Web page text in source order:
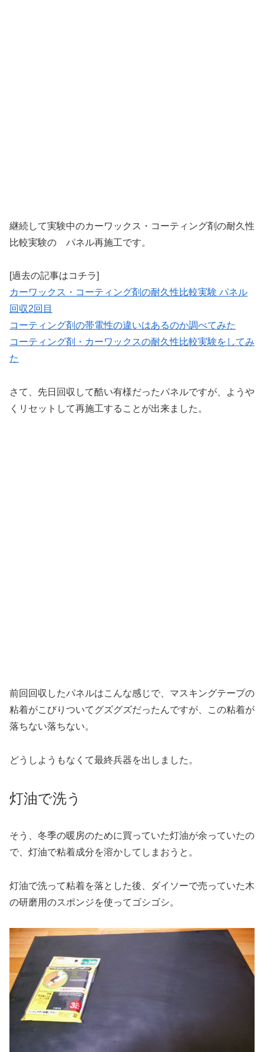
継続して実験中のカーワックス・コーティング剤の耐久性
比較実験の パネル再施工です。
[過去の記事はコチラ]
カーワックス・コーティング剤の耐久性比較実験 パネル
回収2回目
コーティング剤の帯電性の違いはあるのか調べてみた
コーティング剤・カーワックスの耐久性比較実験をしてみ
た
さて、先日回収して酷い有様だったパネルですが、ようや
くリセットして再施工することが出来ました。
前回回収したパネルはこんな感じで、マスキングテープの
粘着がこびりついてグズグズだったんですが、この粘着が
落ちない落ちない。
どうしようもなくて最終兵器を出しました。
灯油で洗う
そう、冬季の暖房のために買っていた灯油が余っていたの
で、灯油で粘着成分を溶かしてしまおうと。
灯油で洗って粘着を落とした後、ダイソーで売っていた木
の研磨用のスポンジを使ってゴシゴシ。